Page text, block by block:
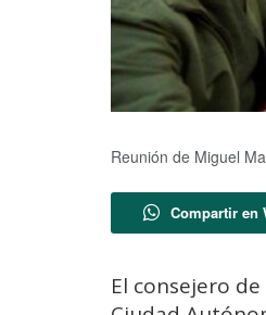
Reunión de Miguel
Compartir en
El consejero